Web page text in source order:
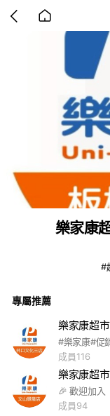
back
樂家康
#
專屬推薦
樂家康超
#樂家康#促
成員116
樂家康超
成員94